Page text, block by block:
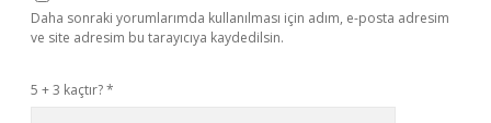
Daha sonraki yorumlarımda kullanılması için adım, e-posta adresim
ve site adresim bu tarayıcıya kaydedilsin.
5 + 3 kaçtır?*